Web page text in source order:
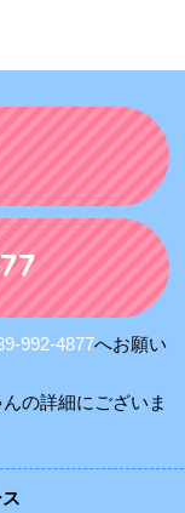
992-4877へお願い
の詳細にございま